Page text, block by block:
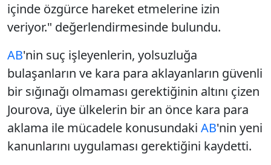
içinde özgürce hareket etmelerine izin
veriyor." değerlendirmesinde bulundu.
AB'nin suç işleyenlerin, yolsuzluğa
bulaşanların ve kara para aklayanların güvenli
bir sığınağı olmaması gerektiğinin altını çizen
Jourova, üye ülkelerin bir an önce kara para
aklama ile mücadele konusundaki AB'nin yeni
kanunlarını uygulaması gerektiğini kaydetti.